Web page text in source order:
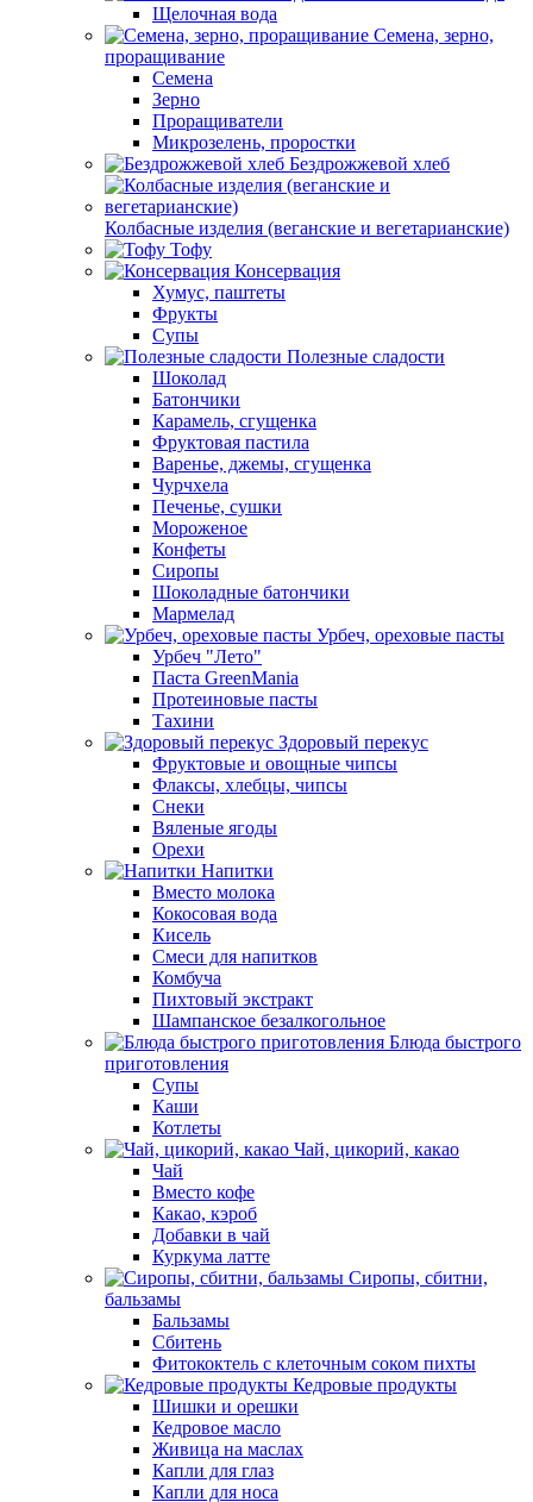
Щелочная вода
Семена, зерно,
проращивание
Семена
Зерно
Проращиватели
Микрозелень, проростки
Бездрожжевой хлеб
Колбасные изделия (веганские и вегетарианские)
Тофу
Консервация
Хумус, паштеты
Фрукты
Супы
Полезные сладости
Шоколад
Батончики
Карамель, сгущенка
Фруктовая пастила
Варенье, джемы, сгущенка
Чурчхела
Печенье, сушки
Мороженое
Конфеты
Сиропы
Шоколадные батончики
Мармелад
Урбеч, ореховые пасты
Урбеч "Лето"
Паста GreenMania
Протеиновые пасты
Тахини
Здоровый перекус
Фруктовые и овощные чипсы
Флаксы, хлебцы, чипсы
Снеки
Вяленые ягоды
Орехи
Напитки
Вместо молока
Кокосовая вода
Кисель
Смеси для напитков
Комбуча
Пихтовый экстракт
Шампанское безалкогольное
Блюда быстрого
приготовления
Супы
Каши
Котлеты
Чай, цикорий, какао
Чай
Вместо кофе
Какао, кэроб
Добавки в чай
Куркума латте
Сиропы, сбитни,
бальзамы
Бальзамы
Сбитень
Фитококтель с клеточным соком пихты
Кедровые продукты
Шишки и орешки
Кедровое масло
Живица на маслах
Капли для глаз
Капли для носа